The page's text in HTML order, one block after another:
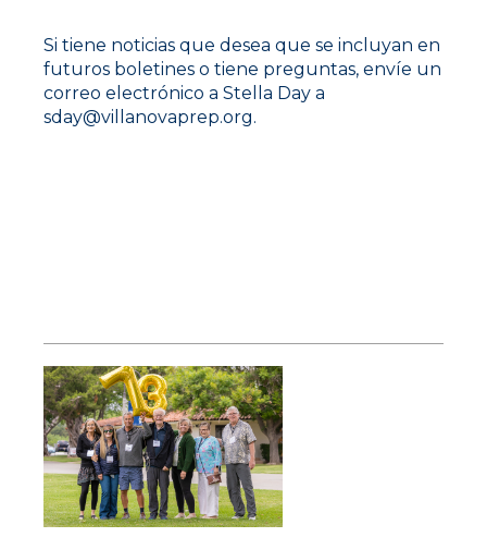
Si tiene noticias que desea que se incluyan en
futuros boletines o tiene preguntas, envíe un
correo electrónico a Stella Day a
sday@villanovaprep.org.